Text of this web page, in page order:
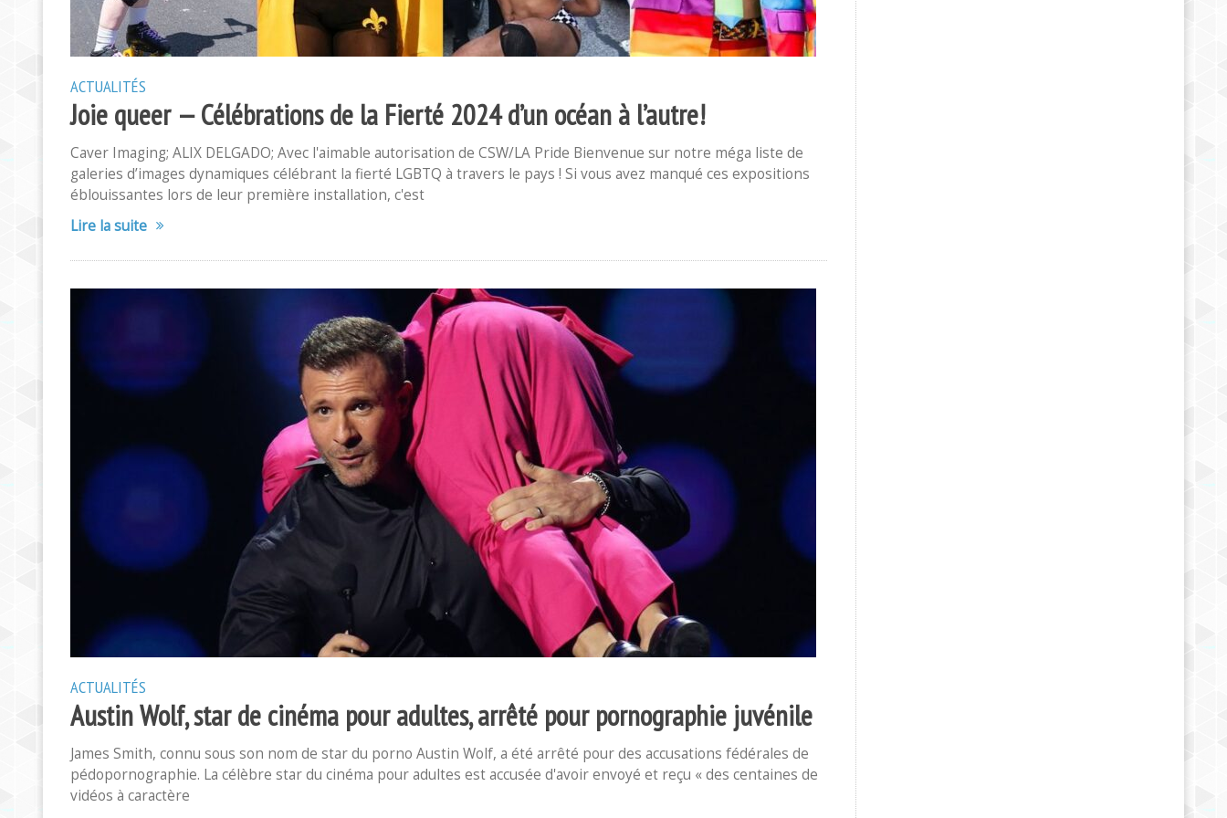
ACTUALITÉS
Joie queer — Célébrations de la Fierté 2024 d’un océan à l’autre!
Caver Imaging; ALIX DELGADO; Avec l'aimable autorisation de CSW/LA Pride Bienvenue sur notre méga liste de
galeries d’images dynamiques célébrant la fierté LGBTQ à travers le pays ! Si vous avez manqué ces expositions
éblouissantes lors de leur première installation, c'est
Lire la suite
ACTUALITÉS
Austin Wolf, star de cinéma pour adultes, arrêté pour pornographie juvénile
James Smith, connu sous son nom de star du porno Austin Wolf, a été arrêté pour des accusations fédérales de
pédopornographie. La célèbre star du cinéma pour adultes est accusée d'avoir envoyé et reçu « des centaines de
vidéos à caractère